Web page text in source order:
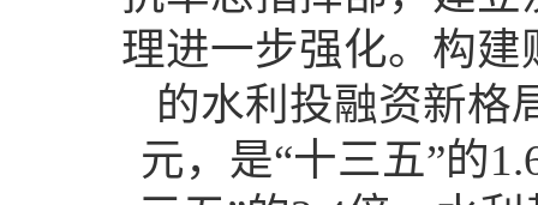
理进一步强化。构
的水利投融资新格
元，是“十三五”的